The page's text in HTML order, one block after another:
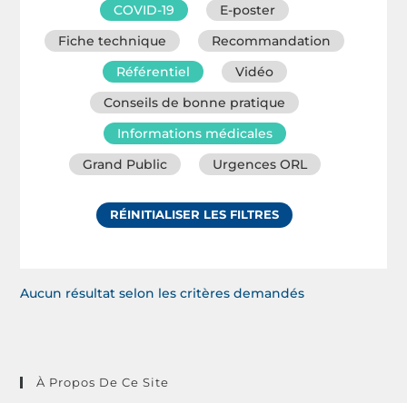
COVID-19
E-poster
Fiche technique
Recommandation
Référentiel
Vidéo
Conseils de bonne pratique
Informations médicales
Grand Public
Urgences ORL
RÉINITIALISER LES FILTRES
Aucun résultat selon les critères demandés
À Propos De Ce Site